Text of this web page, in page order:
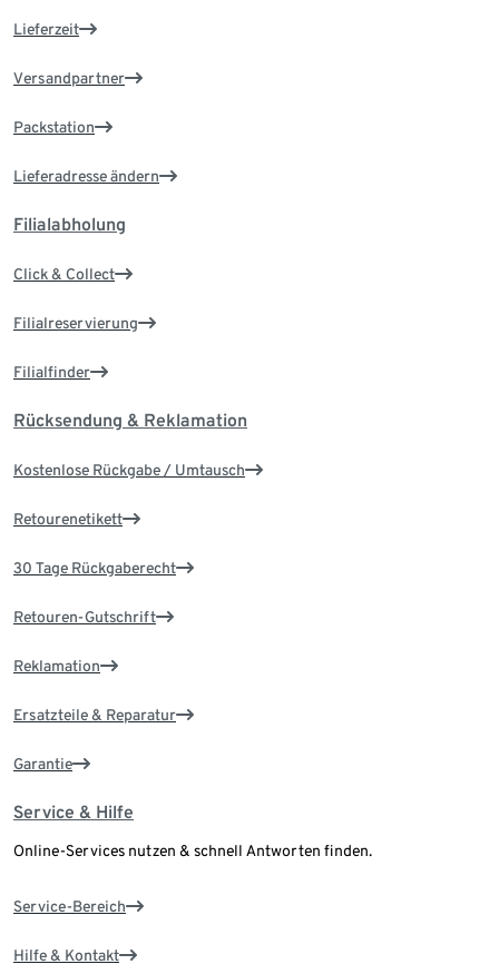
Lieferzeit
Versandpartner
Packstation
Lieferadresse ändern
Filialabholung
Click & Collect
Filialreservierung
Filialfinder
Rücksendung & Reklamation
Kostenlose Rückgabe / Umtausch
Retourenetikett
30 Tage Rückgaberecht
Retouren-Gutschrift
Reklamation
Ersatzteile & Reparatur
Garantie
Service & Hilfe
Online-Services nutzen & schnell Antworten finden.
Service-Bereich
Hilfe & Kontakt